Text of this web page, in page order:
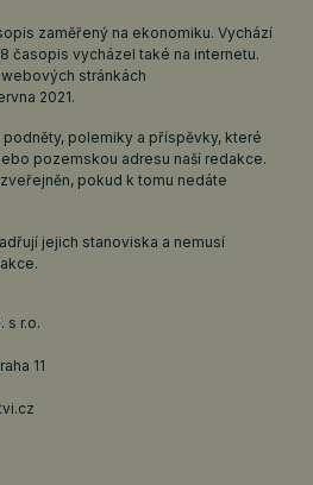
zaměřený na ekonomiku. Vychází
časopis vycházel také na internetu.
stránkách
2021.
podněty, polemiky a příspěvky, které
pozemskou adresu naší redakce.
pokud k tomu nedáte
jejich stanoviska a nemusí
s r.o.
11